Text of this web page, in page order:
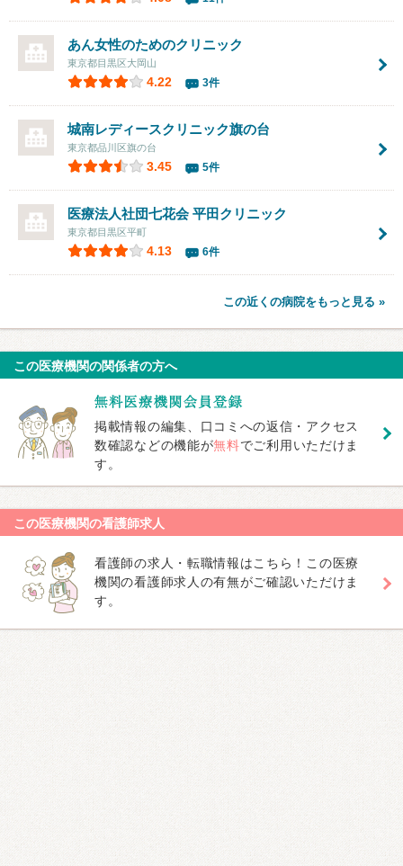
あん女性のためのクリニック
東京都目黒区大岡山
4.22 3件
城南レディースクリニック旗の台
東京都品川区旗の台
3.45 5件
医療法人社団七花会 平田クリニック
東京都目黒区平町
4.13 6件
この近くの病院をもっと見る »
この医療機関の関係者の方へ
掲載情報の編集、口コミへの返信・アクセス
数確認などの機能が無料でご利用いただけま
す。
この医療機関の看護師求人
看護師の求人・転職情報はこちら！この医療
機関の看護師求人の有無がご確認いただけま
す。